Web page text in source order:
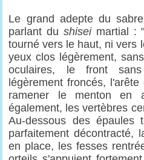
Le grand adepte du
parlant dushiseimartial :
tourné vers le haut, ni vers
yeux clos légèrement,
oculaires, le front
légèrement froncés,
ramener le menton en
également, les vertèbres
Au-dessous des épaules
parfaitement décontracté,
en place, les fesses